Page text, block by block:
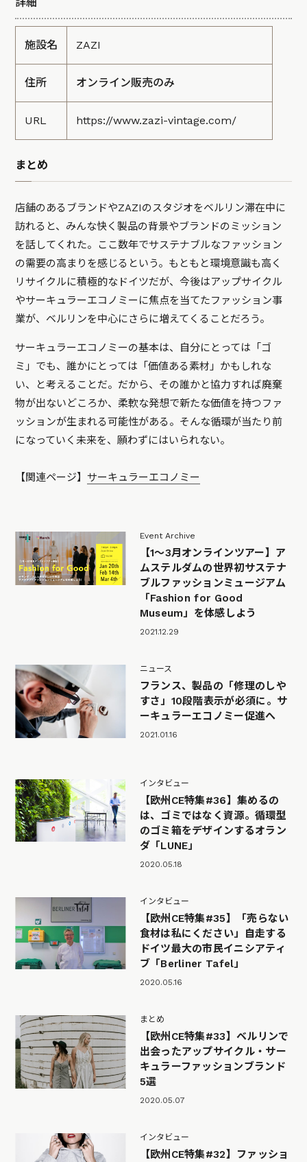
施設名 ZAZI
住所 オンライン販売のみ
URL https://www.zazi-vintage.com/
まとめ
店舗のあるブランドやZAZIのスタジオをベルリン滞在中に
訪れると、みんな快く製品の背景やブランドのミッション
を話してくれた。ここ数年でサステナブルなファッション
の需要の高まりを感じるという。もともと環境意識も高く
リサイクルに積極的なドイツだが、今後はアップサイクル
やサーキュラーエコノミーに焦点を当てたファッション事
業が、ベルリンを中心にさらに増えてくることだろう。
サーキュラーエコノミーの基本は、自分にとっては「ゴ
ミ」でも、誰かにとっては「価値ある素材」かもしれな
い、と考えることだ。だから、その誰かと協力すれば廃棄
物が出ないどころか、柔軟な発想で新たな価値を持つファ
ッションが生まれる可能性がある。そんな循環が当たり前
になっていく未来を、願わずにはいられない。
【関連ページ】 サーキュラーエコノミー
Event Archive
【1〜3月オンラインツアー】ア
ムステルダムの世界初サステナ
ブルファッションミュージアム
「Fashion for Good
Museum」を体感しよう
2021.12.29
ニュース
フランス、製品の「修理のしや
すさ」10段階表示が必須に。サ
ーキュラーエコノミー促進へ
2021.01.16
インタビュー
【欧州CE特集#36】集めるの
は、ゴミではなく資源。循環型
のゴミ箱をデザインするオラン
ダ「LUNE」
2020.05.18
インタビュー
【欧州CE特集#35】「売らない
食材は私にください」自走する
ドイツ最大の市民イニシアティ
ブ「Berliner Tafel」
2020.05.16
まとめ
【欧州CE特集#33】ベルリンで
出会ったアップサイクル・サー
キュラーファッションブランド
5選
2020.05.07
インタビュー
【欧州CE特集#32】ファッショ